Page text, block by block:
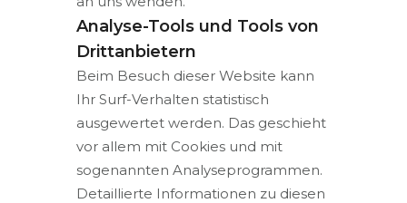
Analyse-Tools und Tools von
Drittanbietern
Beim Besuch dieser Website kann
Ihr Surf-Verhalten statistisch
ausgewertet werden. Das geschieht
vor allem mit Cookies und mit
sogenannten Analyseprogrammen.
Detaillierte Informationen zu diesen